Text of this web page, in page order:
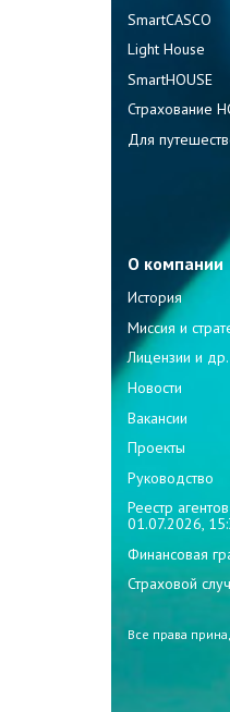
SmartCASCO
Light House
SmartHOUSE
Страхование
Для
О компании
История
Миссия и
Лицензии и др.
Новости
Вакансии
Проекты
Руководство
Реестр
01.07.2026,
Финансовая
Страховой
Все права